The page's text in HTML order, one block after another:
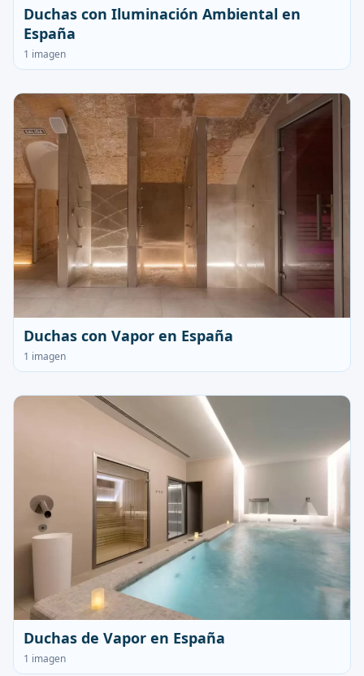
Duchas con Iluminación Ambiental en
España
1 imagen
Duchas con Vapor en España
1 imagen
Duchas de Vapor en España
1 imagen